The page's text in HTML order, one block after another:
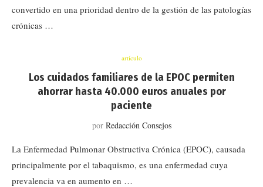
convertido en una prioridad dentro de la gestión de las patologías
crónicas …
artículo
Los cuidados familiares de la EPOC permiten
ahorrar hasta 40.000 euros anuales por
paciente
por Redacción Consejos
La Enfermedad Pulmonar Obstructiva Crónica (EPOC), causada
principalmente por el tabaquismo, es una enfermedad cuya
prevalencia va en aumento en …